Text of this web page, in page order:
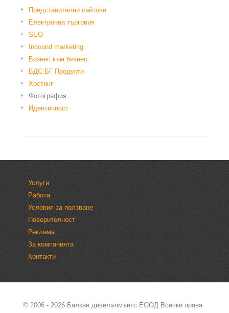
Представителни сайтове
Електронна търговия
SEO
Inbound marketing
Бизнес към бизнес
БДС.БГ Продукти
Хостинг
Фотография
Идентичност
Услуги
Работа
Условия за ползване
Поверителност
Реклама
За компанията
Контакти
© 2006 - 2026 Балкан дивелъпмънтс ЕООДВсички права